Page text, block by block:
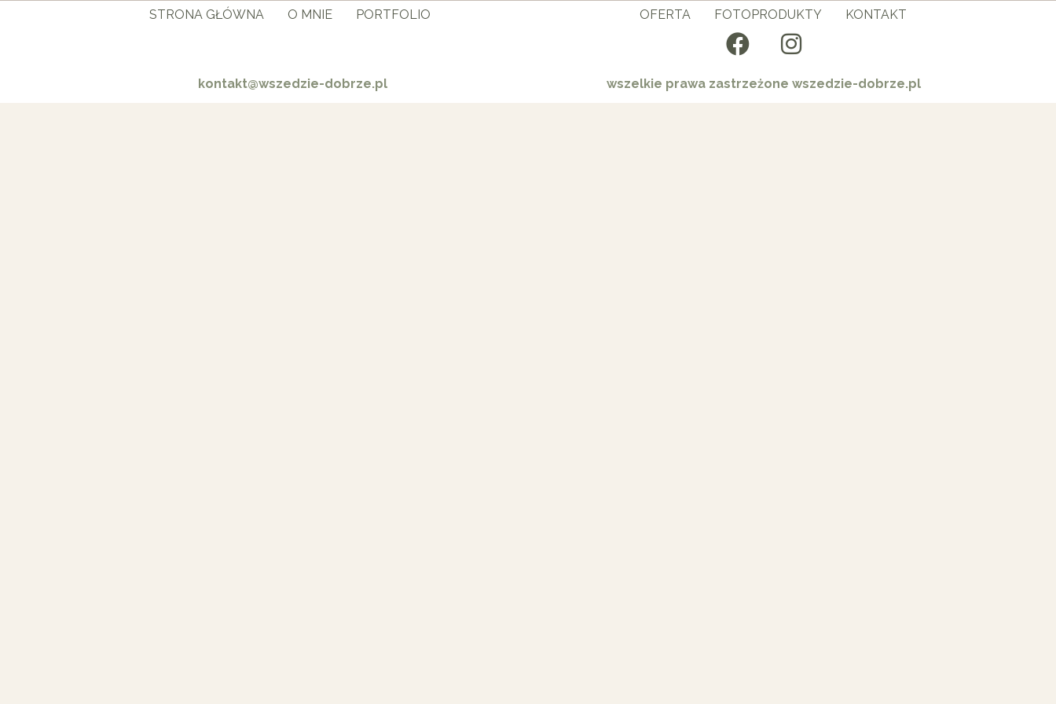
STRONA GŁÓWNA O MNIE PORTFOLIO OFERTA FOTOPRODUKTY KONTAKT
kontakt@wszedzie-dobrze.pl wszelkie prawa zastrzeżone wszedzie-dobrze.pl